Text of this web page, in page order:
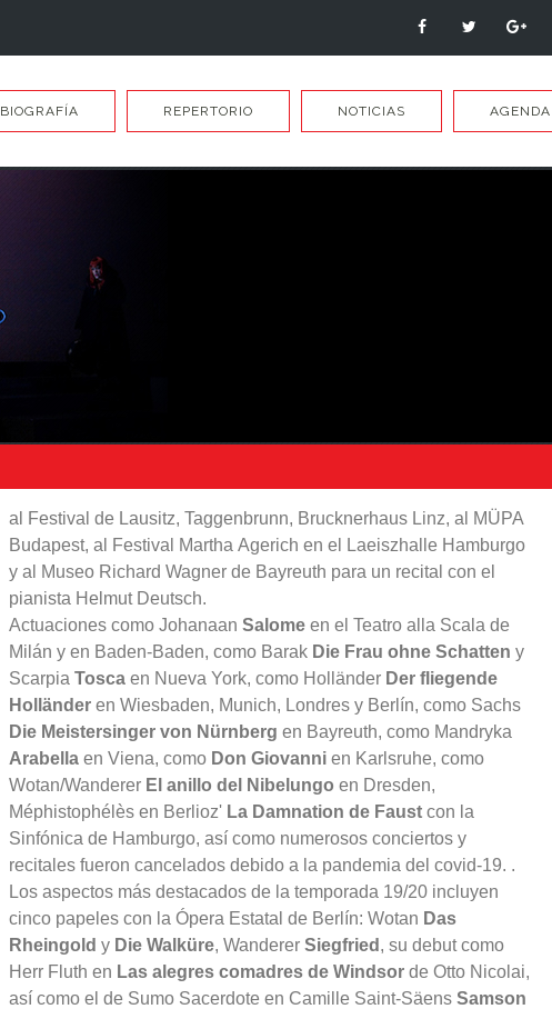
BIOGRAFÍA REPERTORIO NOTICIAS AGENDA
al Festival de Lausitz, Taggenbrunn, Brucknerhaus Linz, al MÜPA
Budapest, al Festival Martha Agerich en el Laeiszhalle Hamburgo
y al Museo Richard Wagner de Bayreuth para un recital con el
pianista Helmut Deutsch.
Actuaciones como Johanaan Salome en el Teatro alla Scala de
Milán y en Baden-Baden, como Barak Die Frau ohne Schatten y
Scarpia Tosca en Nueva York, como Holländer Der fliegende
Holländer en Wiesbaden, Munich, Londres y Berlín, como Sachs
Die Meistersinger von Nürnberg en Bayreuth, como Mandryka
Arabella en Viena, como Don Giovanni en Karlsruhe, como
Wotan/Wanderer El anillo del Nibelungo en Dresden,
Méphistophélès en Berlioz' La Damnation de Faust con la
Sinfónica de Hamburgo, así como numerosos conciertos y
recitales fueron cancelados debido a la pandemia del covid-19. .
Los aspectos más destacados de la temporada 19/20 incluyen
cinco papeles con la Ópera Estatal de Berlín: Wotan Das
Rheingold y Die Walküre, Wanderer Siegfried , su debut como
Herr Fluth en Las alegres comadres de Windsor de Otto Nicolai,
así como el de Sumo Sacerdote en Camille Saint-Säens Samson